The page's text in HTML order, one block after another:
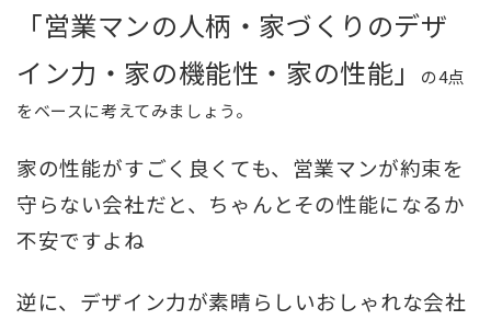
「営業マンの人柄・家づくりのデザ
イン力・家の機能性・家の性能」
の4点
をベースに考えてみましょう。
家の性能がすごく良くても、営業マンが約束を
守らない会社だと、ちゃんとその性能になるか
不安ですよね
逆に、デザイン力が素晴らしいおしゃれな会社